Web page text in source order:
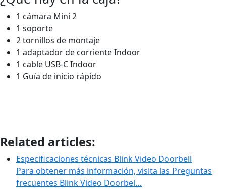
1 cámara Mini 2
1 soporte
2 tornillos de montaje
1 adaptador de corriente Indoor
1 cable USB-C Indoor
1 Guía de inicio rápido
Related articles:
Especificaciones técnicas Blink Video Doorbell
Para obtener más información, visita las Preguntas
frecuentes Blink Video Doorbel…